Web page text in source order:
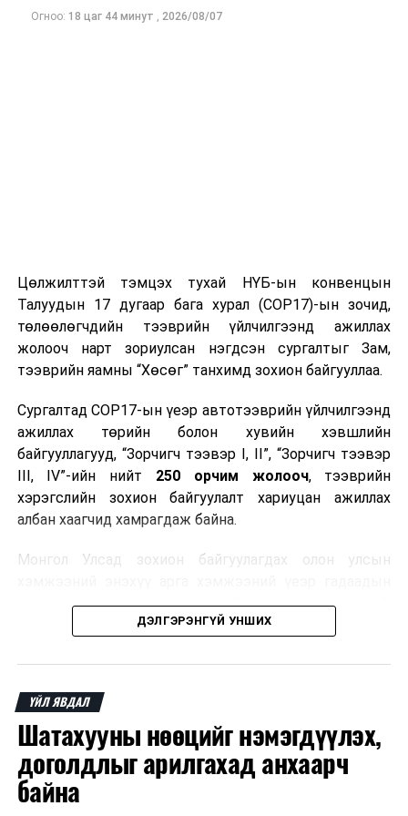
Огноо: 18 цаг 44 минут 2026/08/07
Цөлжилттэй тэмцэх тухай НҮБ-ын конвенцын
Талуудын 17 дугаар бага хурал (COP17)-ын зочид,
төлөөлөгчдийн тээврийн үйлчилгээнд ажиллах
жолооч нарт зориулсан нэгдсэн сургалтыг Зам,
тээврийн яамны “Хөсөг” танхимд зохион байгууллаа.
Сургалтад COP17-ын үеэр автотээврийн үйлчилгээнд
ажиллах төрийн болон хувийн хэвшлийн
байгууллагууд, “Зорчигч тээвэр I, II”, “Зорчигч тээвэр
III, IV”-ийн нийт 250 орчим жолооч, тээврийн
хэрэгслийн зохион байгуулалт хариуцан ажиллах
албан хаагчид хамрагдаж байна.
Монгол Улсад зохион байгуулагдах олон улсын
зочид, төлөөлөгчдөд аюулгүй, шуурхай, соёлтой,
мэргэжлийн түвшинд тээврийн үйлчилгээ үзүүлэх
зохион байгуулалтын онцлог, зочид, төлөөлөгчдийн
ангилал, үйлчилгээний стандарт, жолооч нарын үүрэг
хариуцлага, сахилга бат, үйлчилгээний соёл, ёс зүй,
мэргэжлийн харилцааны талаар нэгдсэн мэдээлэл
өгчээ.
ДЭЛГЭРЭНГҮЙ УНШИХ
ҮЙЛ ЯВДАЛ
Шатахууны нөөцийг нэмэгдүүлэх,
доголдлыг арилгахад анхаарч
байна